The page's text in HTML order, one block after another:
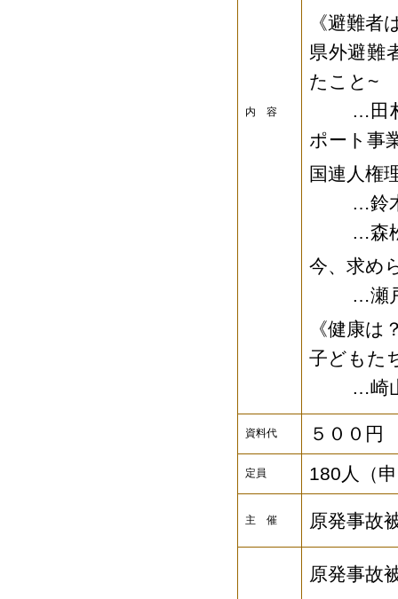
内 容
《避難者
県外避難
たこと~
…田村啓
ポート事
国連人権
…鈴木
…森松
今、求め
…瀬戸
《健康は
子どもた
…崎山
資料代 ５００円
定員 180人（
主 催 原発事故
原発事故